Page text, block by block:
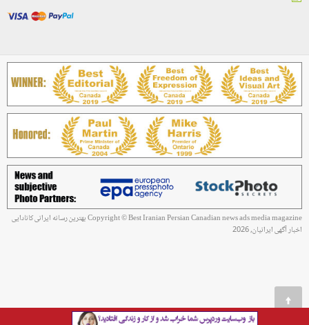
Copyright © Best Iranian Persian Canadian news ads media magazine بهترین رسانه ایرانی کانادایی
اخبار آگهی ایرانیان, 2026